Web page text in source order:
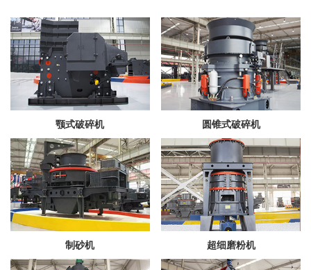
颚式破碎机 圆锥式破碎机
制砂机 超细磨粉机